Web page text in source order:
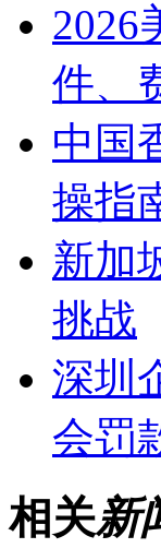
2026
件、
中国
操指
新加
挑战
深圳
会罚
相关新